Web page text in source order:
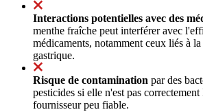
Interactions potentielles avec des
menthe fraîche peut interférer avec
médicaments, notamment ceux liés à
gastrique.
Risque de contamination par des
pesticides si elle n'est pas
fournisseur peu fiable.